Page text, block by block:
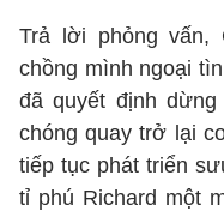
Trả lời phỏng vấn,
chồng mình ngoại
đã quyết định
chóng quay trở lại
tiếp tục phát triển
tỉ phú Richard một